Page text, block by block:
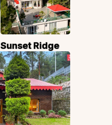
Sunset Ridge